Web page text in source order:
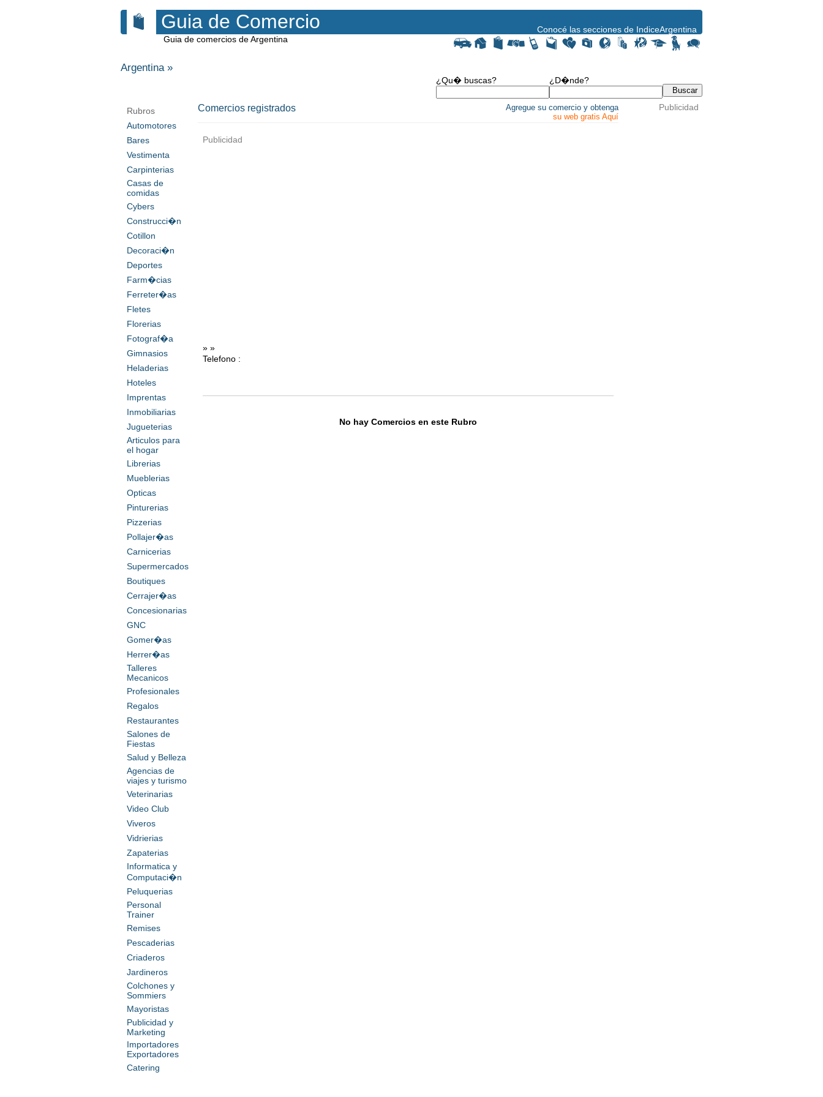
Guia de Comercio
Conocé las secciones de IndiceArgentina
Guia de comercios de Argentina
Argentina»
¿Qu� buscas? ¿D�nde?
Rubros
Automotores
Bares
Vestimenta
Carpinterias
Casas de
comidas
Cybers
Construcci�n
Cotillon
Decoraci�n
Deportes
Farm�cias
Ferreter�as
Fletes
Florerias
Fotograf�a
Gimnasios
Heladerias
Hoteles
Imprentas
Inmobiliarias
Jugueterias
Articulos para
el hogar
Librerias
Mueblerias
Opticas
Pinturerias
Pizzerias
Pollajer�as
Carnicerias
Supermercados
Boutiques
Cerrajer�as
Concesionarias
GNC
Gomer�as
Herrer�as
Talleres
Mecanicos
Profesionales
Regalos
Restaurantes
Salones de
Fiestas
Salud y Belleza
Agencias de
viajes y turismo
Veterinarias
Video Club
Viveros
Vidrierias
Zapaterias
Informatica y
Computaci�n
Peluquerias
Personal
Trainer
Remises
Pescaderias
Criaderos
Jardineros
Colchones y
Sommiers
Mayoristas
Publicidad y
Marketing
Importadores
Exportadores
Catering
Comercios registrados
Agregue su comercio y obtenga
su web gratis Aquí
Publicidad
» »
Telefono :
No hay Comercios en este Rubro
Publicidad